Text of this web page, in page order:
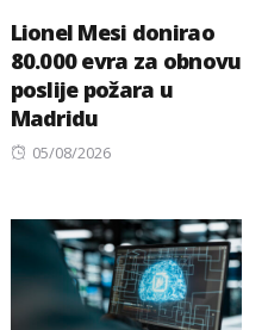
Lionel Mesi donirao
80.000 evra za obnovu
poslije požara u
Madridu
Posted
05/08/2026